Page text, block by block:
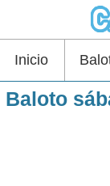
Inicio
Baloto